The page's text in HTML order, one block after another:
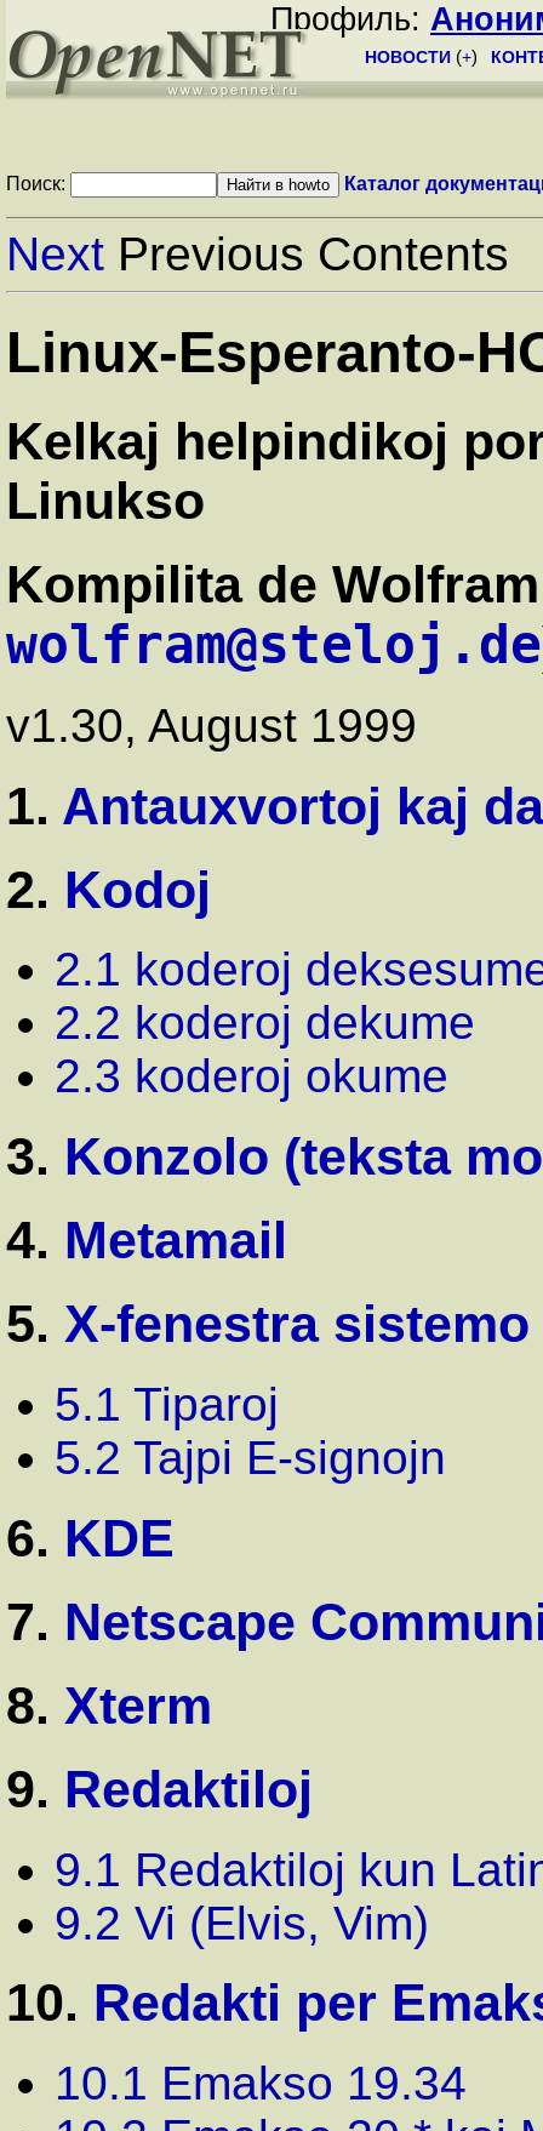
Профиль:
НОВОСТИ (+)
Поиск: Каталог
Next Previous Contents
Linux-Esperanto-
Kelkaj helpindikoj
Linukso
Kompilita de
wolfram@steloj.de
v1.30, August 1999
1. Antauxvortoj kaj
2. Kodoj
2.1 koderoj
2.2 koderoj dekume
2.3 koderoj okume
3. Konzolo (teksta
4. Metamail
5. X-fenestra sistemo
5.1 Tiparoj
5.2 Tajpi E-signojn
6. KDE
7. Netscape
8. Xterm
9. Redaktiloj
9.1 Redaktiloj kun
9.2 Vi (Elvis, Vim)
10. Redakti per
10.1 Emakso 19.34